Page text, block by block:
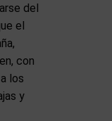
del
el
con
los
y